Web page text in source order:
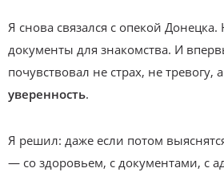
Я снова связался с опекой
документы для знакомства. И
почувствовал не страх, не тревогу, а
уверенность.
Я решил: даже если потом
— со здоровьем, с документами, с